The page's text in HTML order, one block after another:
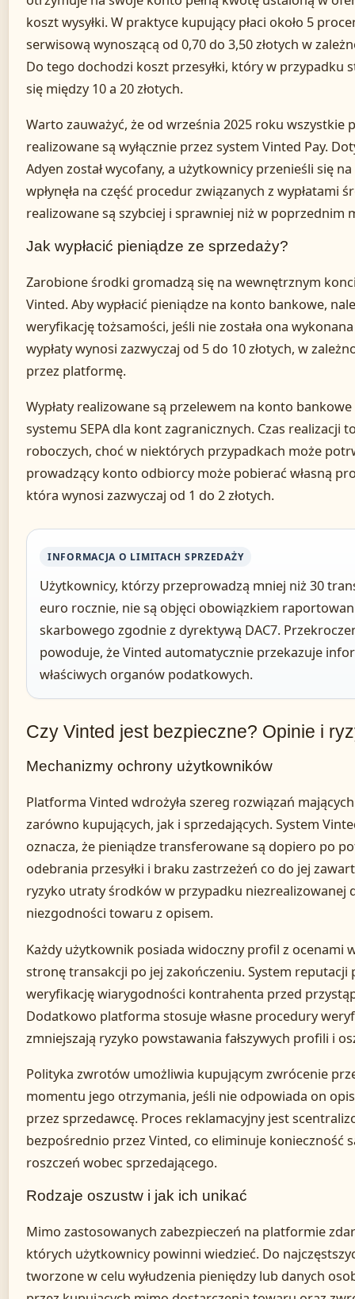
koszt wysyłki. W praktyce kupujący płaci około 5
serwisową wynoszącą od 0,70 do 3,50 złotych w
Do tego dochodzi koszt przesyłki, który w przypadku
się między 10 a 20 złotych.
Warto zauważyć, że od września 2025 roku wszystkie
realizowane są wyłącznie przez system Vinted Pay.
Adyen został wycofany, a użytkownicy przenieśli się
wpłynęła na część procedur związanych z wypłatami
realizowane są szybciej i sprawniej niż w poprzednim
Jak wypłacić pieniądze ze sprzedaży?
Zarobione środki gromadzą się na wewnętrznym
Vinted. Aby wypłacić pieniądze na konto bankowe,
weryfikację tożsamości, jeśli nie została ona
wypłaty wynosi zazwyczaj od 5 do 10 złotych, w
przez platformę.
Wypłaty realizowane są przelewem na konto
systemu SEPA dla kont zagranicznych. Czas realizacji
roboczych, choć w niektórych przypadkach może
prowadzący konto odbiorcy może pobierać własną
która wynosi zazwyczaj od 1 do 2 złotych.
INFORMACJA O LIMITACH SPRZEDAŻY
Użytkownicy, którzy przeprowadzą mniej niż 30
euro rocznie, nie są objęci obowiązkiem
skarbowego zgodnie z dyrektywą DAC7.
powoduje, że Vinted automatycznie przekazuje
właściwych organów podatkowych.
Czy Vinted jest bezpieczne? Opinie i
Mechanizmy ochrony użytkowników
Platforma Vinted wdrożyła szereg rozwiązań
zarówno kupujących, jak i sprzedających. System
oznacza, że pieniądze transferowane są dopiero po
odebrania przesyłki i braku zastrzeżeń co do jej
ryzyko utraty środków w przypadku niezrealizowanej
niezgodności towaru z opisem.
Każdy użytkownik posiada widoczny profil z ocenami
stronę transakcji po jej zakończeniu. System reputacji
weryfikację wiarygodności kontrahenta przed
Dodatkowo platforma stosuje własne procedury
zmniejszają ryzyko powstawania fałszywych profili i
Polityka zwrotów umożliwia kupującym zwrócenie
momentu jego otrzymania, jeśli nie odpowiada on
przez sprzedawcę. Proces reklamacyjny jest
bezpośrednio przez Vinted, co eliminuje konieczność
roszczeń wobec sprzedającego.
Rodzaje oszustw i jak ich unikać
Mimo zastosowanych zabezpieczeń na platformie
których użytkownicy powinni wiedzieć. Do
tworzone w celu wyłudzenia pieniędzy lub danych